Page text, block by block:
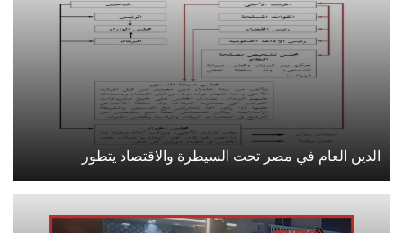
الدين العام في مصر تحت السيطرة والاقتصاد يتطور